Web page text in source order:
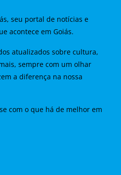
seu portal de notícias e
acontece em Goiás.
atualizados sobre cultura,
sempre com um olhar
a diferença na nossa
com o que há de melhor em